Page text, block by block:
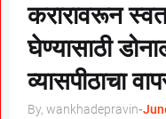
करारावरून
घेण्यासाठी
व्यासपीठाचा
By, wankhadepravin-